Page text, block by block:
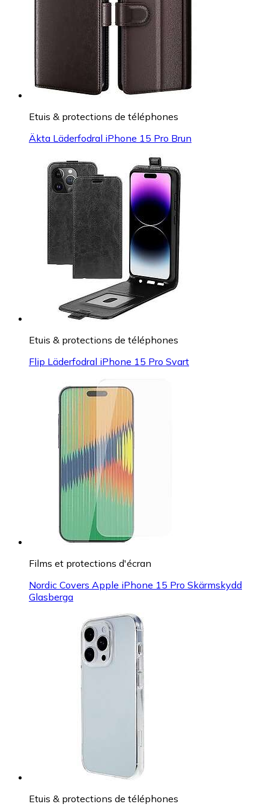
Etuis & protections de téléphones
Äkta Läderfodral iPhone 15 Pro Brun
Etuis & protections de téléphones
Flip Läderfodral iPhone 15 Pro Svart
Films et protections d'écran
Nordic Covers Apple iPhone 15 Pro Skärmskydd
Glasberga
Etuis & protections de téléphones